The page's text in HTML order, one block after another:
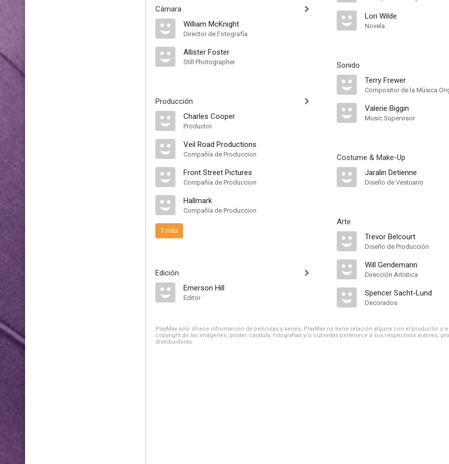
Cámara
William McKnight
Director de Fotografía
Allister Foster
Still Photographer
Producción
Charles Cooper
Productor
Veil Road Productions
Compañía de Produccion
Front Street Pictures
Compañía de Produccion
Hallmark
Compañía de Produccion
7 más
Edición
Emerson Hill
Editor
Lori Wilde
Novela
Sonido
Terry Frewer
Compositor de la Música
Valerie Biggin
Music Supervisor
Costume & Make-Up
Jaralin Detienne
Diseño de Vestuario
Arte
Trevor Belcourt
Diseño de Producción
Will Gendemann
Dirección Artística
Spencer Sacht-Lund
Decorados
PlayMax solo ofrece información de películas y series, PlayMax no tiene relación alguna con el productor o
copyright de las imágenes, póster, carátula, fotografías y/o cubiertas pertenece a sus respectivos autores,
distribuidoras.